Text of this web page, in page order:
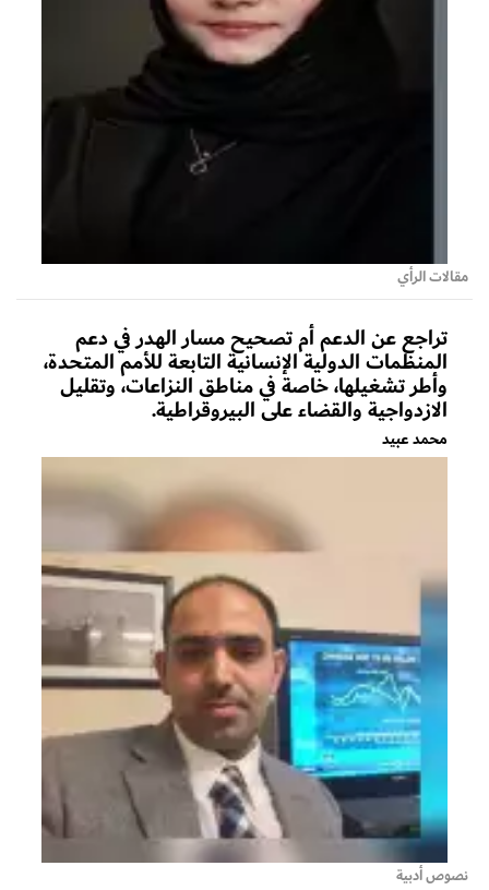
مقالات الرأي
تراجع عن الدعم أم تصحيح مسار الهدر في دعم
المنظمات الدولية الإنسانية التابعة للأمم المتحدة،
وأطر تشغيلها، خاصة في مناطق النزاعات، وتقليل
الازدواجية والقضاء على البيروقراطية.
محمد عبيد
نصوص أدبية